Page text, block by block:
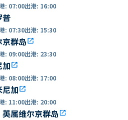
: 07:00出港: 16:00
普
: 07:30出港: 15:30
群岛open_in_new
: 09:00出港: 23:30
open_in_new
: 08:00出港: 17:00
加open_in_new
: 11:00出港: 20:00
属维尔京群岛open_in_new